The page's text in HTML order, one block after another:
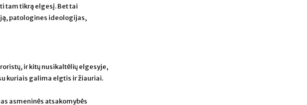
tam tikrą elgesį. Bet tai
patologines ideologijas,
ir kitų nusikaltėlių elgesyje,
kuriais galima elgtis ir žiauriai.
asmeninės atsakomybės